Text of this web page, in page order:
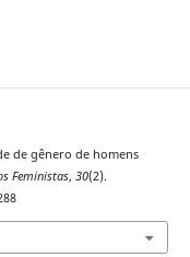
de gênero de homens
Feministas, 30(2).